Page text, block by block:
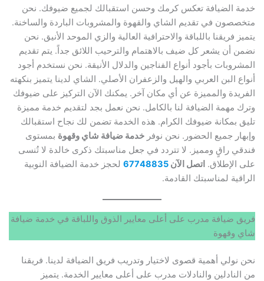
خدمة الضيافة تعكس كرمك وحسن استقبالك لجميع ضيوفك. نحن
متخصصون في تقديم الشاي والقهوة والمشروبات الباردة والساخنة.
يتميز فريقنا باللباقة والاحترافية العالية والزي الموحد الأنيق. نحن
نضمن أن يشعر كل ضيف بالاهتمام والترحيب اللائق جداً. يتم تقديم
المشروبات بأجود أنواع الفناجين والدلال الأنيقة. نحن نستخدم أجود
أنواع البن العربي والهيل والزعفران الأصلي. الشاي لدينا يتميز بنكهته
الفريدة والمميزة عن أي مكان آخر. يمكنك الآن التركيز على ضيوفك
وترك مهمة الضيافة لنا بالكامل. نحن نعمل بجد لتقديم خدمة مميزة
تليق بمكانة ضيوفك الكرام. هذه الخدمة تضمن لك نجاح استقبالك
وإبهار جميع الحضور. نحن نوفرخدمة ضيافة شاي وقهوةبمستوى
فندقي راقٍ ومميز. لا تتردد في جعل مناسبتك ذكرى خالدة لا تُنسى
على الإطلاق.اتصل الآن67748835 لحجز خدمة الضيافة النوبية
الراقية لمناسبتك القادمة.
فريق ضيافة مدرب على أعلى معايير الذوق واللباقة في خدمة ضيافة
شاي وقهوة
نحن نولي أهمية قصوى لاختيار وتدريب فريق الضيافة لدينا. فريقنا
من النادلين والنادلات مدرب على أعلى معايير الخدمة. يتميز